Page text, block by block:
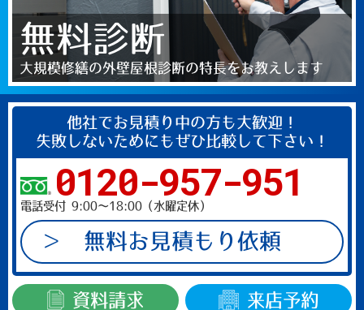
無料診断
大規模修繕の外壁屋根診断の特長をお教えします
他社でお見積り中の方も大歓迎！
失敗しないためにもぜひ比較して下さい！
0120-957-951
電話受付 9:00～18:00（水曜定休）
無料お見積もり依頼
資料請求 来店予約